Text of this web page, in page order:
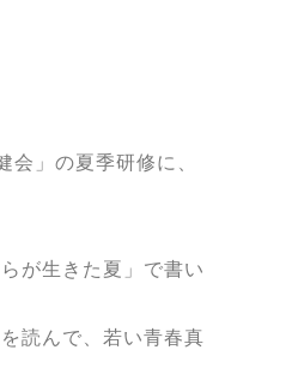
」の夏季研修に、
が生きた夏」で書い
読んで、若い青春真